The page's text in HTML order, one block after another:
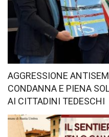
AGGRESSIONE
CONDANNA E PIENA
AI CITTADINI TEDESCHI